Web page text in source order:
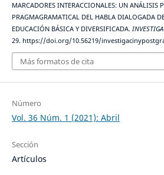
MARCADORES INTERACCIONALES: UN ANÁLISIS
PRAGMAGRAMATICAL DEL HABLA DIALOGADA
EDUCACIÓN BÁSICA Y DIVERSIFICADA.
29. https://doi.org/10.56219/
Más formatos de cita
Número
Vol. 36 Núm. 1 (2021): Abril
Sección
Artículos